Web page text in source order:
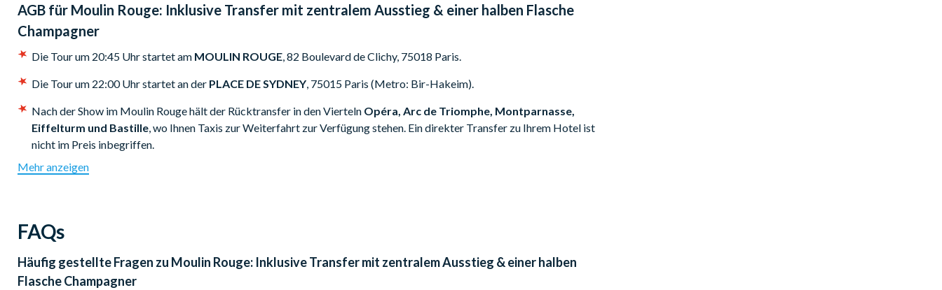
Für die Tour um 22:00 Uhr:Bitte finden Sie sich am Place de Sydney, 75015 Paris, ein, von wo aus Sie zum Moulin Rouge
gebracht werden. Die Show beginnt um 23:00 Uhr und endet gegen 01:00 Uhr nachts.
Nach beiden Vorstellungen werden Sie mit dem Reisebus oder Minibus zu einem zentralen Ausstiegspunkt in Paris gebracht.
Dieser befindet sich entweder in der Nähe Ihres Hotels oder in einem Viertel, von dem aus Sie problemlos ein Taxi nehmen
AGB für Moulin Rouge: Inklusive Transfer mit zentralem Ausstieg & einer halben Flasche
Champagner
Die Tour um 20:45 Uhr startet am MOULIN ROUGE , 82 Boulevard de Clichy, 75018 Paris.
Die Tour um 22:00 Uhr startet an der PLACE DE SYDNEY , 75015 Paris (Metro: Bir-Hakeim).
Nach der Show im Moulin Rouge hält der Rücktransfer in den Vierteln Opéra, Arc de Triomphe, Montparnasse,
Eiffelturm und Bastille , wo Ihnen Taxis zur Weiterfahrt zur Verfügung stehen. Ein direkter Transfer zu Ihrem Hotel ist
nicht im Preis inbegriffen.
Es wird um elegante Kleidung gebeten (keine Shorts, Jeans oder Turnschuhe).
Kindern unter 6 Jahren ist der Zutritt nicht gestattet.
kostenlos. Bei einer Stornierung innerhalb von 5 Tagen vor dem Veranstaltungstermin erfolgt keine Rückerstattung.
Mehr anzeigen
FAQs
Häufig gestellte Fragen zu Moulin Rouge: Inklusive Transfer mit zentralem Ausstieg & einer halben
Flasche Champagner